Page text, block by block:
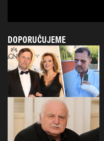
DOPORUČUJEME